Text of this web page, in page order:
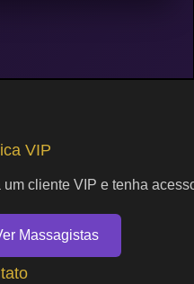
VIP
um cliente VIP e tenha
Massagistas